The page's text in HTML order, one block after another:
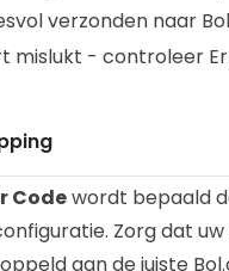
verzonden naar
mislukt - controleer
Codewordt bepaald
Zorg dat
aan de juiste